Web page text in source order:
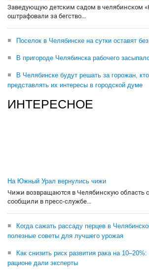
Заведующую детским садом в челябинском
оштрафовали за бегство...
Поселок в Челябинске на сутки оставят
В пригороде Челябинска рабочего
В Челябинске будут решать за горожан,
представлять их интересы в городской думе
ИНТЕРЕСНОЕ
На Южный Урал вернулись чижи
Чижи возвращаются в Челябинскую область
сообщили в пресс-службе...
Когда сажать рассаду перцев в
полезные советы для лучшего урожая
Как снизить риск развития рака на
рационе дали эксперты